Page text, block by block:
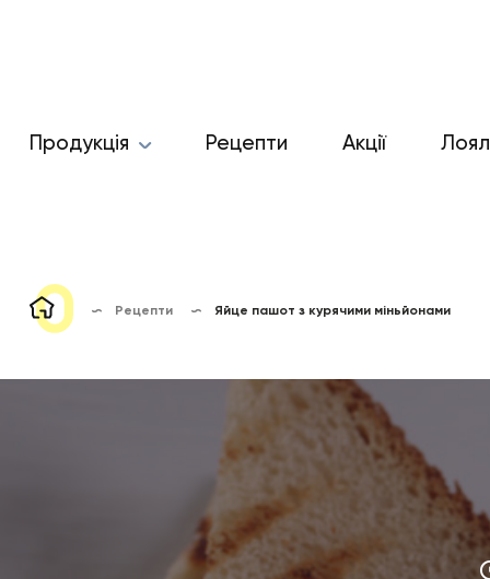
Продукція Рецепти Акції
Рецепти Яйце пашот з курячими міньйонами